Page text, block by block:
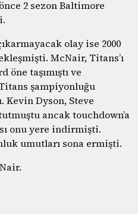
2 sezon Baltimore
olay ise 2000
McNair, Titans’ı
öne taşımıştı ve
şampiyonluğu
Kevin Dyson, Steve
ancak touchdown’a
onu yere indirmişti.
umutları sona ermişti.